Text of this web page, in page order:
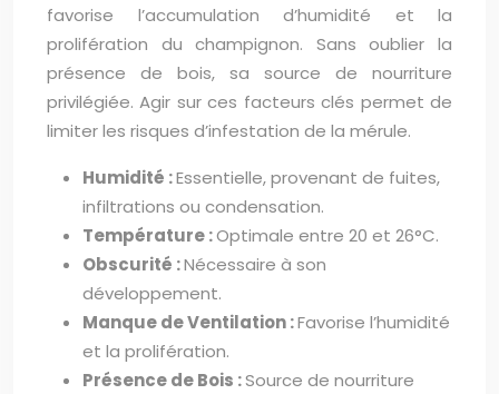
favorise l’accumulation d’humidité et la
prolifération du champignon. Sans oublier la
présence de bois, sa source de nourriture
privilégiée. Agir sur ces facteurs clés permet de
limiter les risques d’infestation de la mérule.
Humidité :Essentielle, provenant de fuites,
infiltrations ou condensation.
Température :Optimale entre 20 et 26°C.
Obscurité :Nécessaire à son
développement.
Manque de Ventilation :Favorise l’humidité
et la prolifération.
Présence de Bois :Source de nourriture